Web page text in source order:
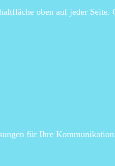
oben auf jeder
für Ihre